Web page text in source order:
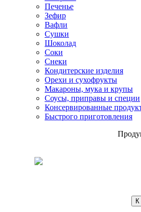
Печенье
Зефир
Вафли
Сушки
Шоколад
Соки
Снеки
Кондитерские изделия
Орехи и сухофрукты
Макароны, мука и крупы
Соусы, приправы и специи
Консервированные
Быстрого приготовления
К